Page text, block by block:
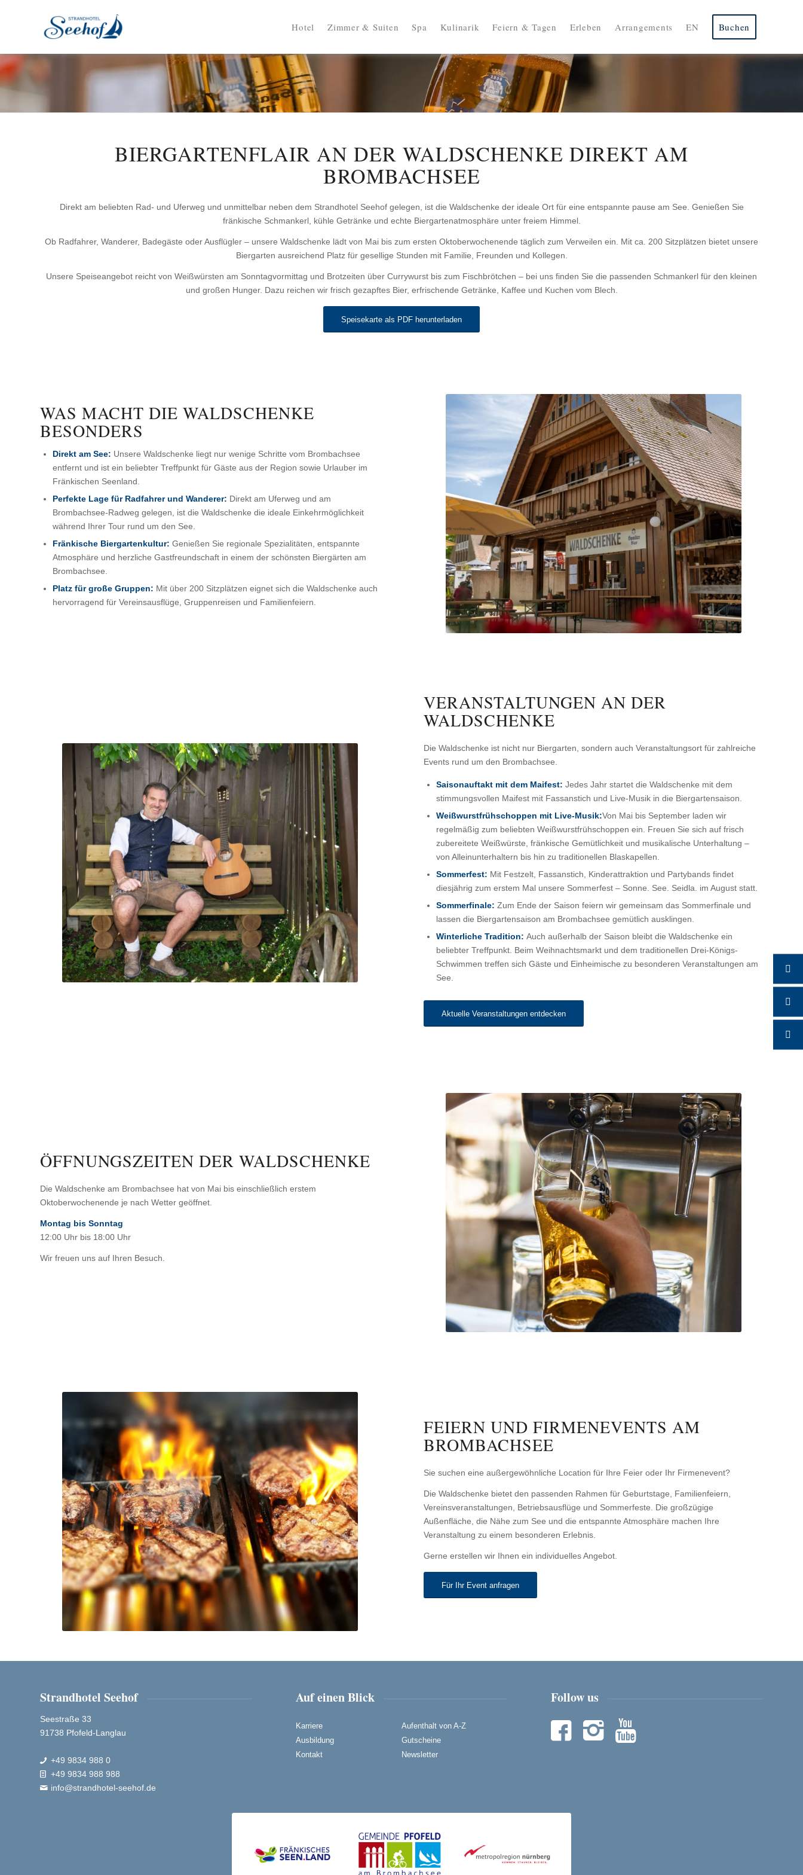
Hotel Zimmer & Suiten Spa Kulinarik Feiern & Tagen Erleben Arrangements EN Buchen
BIERGARTENFLAIR AN DER WALDSCHENKE DIREKT AM
BROMBACHSEE
Direkt am beliebten Rad- und Uferweg und unmittelbar neben dem Strandhotel Seehof gelegen, ist die Waldschenke der ideale Ort für eine entspannte pause am See. Genießen Sie
fränkische Schmankerl, kühle Getränke und echte Biergartenatmosphäre unter freiem Himmel.
Ob Radfahrer, Wanderer, Badegäste oder Ausflügler – unsere Waldschenke lädt von Mai bis zum ersten Oktoberwochenende täglich zum Verweilen ein. Mit ca. 200 Sitzplätzen bietet unsere
Biergarten ausreichend Platz für gesellige Stunden mit Familie, Freunden und Kollegen.
Unsere Speiseangebot reicht von Weißwürsten am Sonntagvormittag und Brotzeiten über Currywurst bis zum Fischbrötchen – bei uns finden Sie die passenden Schmankerl für den kleinen
und großen Hunger. Dazu reichen wir frisch gezapftes Bier, erfrischende Getränke, Kaffee und Kuchen vom Blech.
Speisekarte als PDF herunterladen
WAS MACHT DIE WALDSCHENKE
BESONDERS
Direkt am See: Unsere Waldschenke liegt nur wenige Schritte vom Brombachsee
entfernt und ist ein beliebter Treffpunkt für Gäste aus der Region sowie Urlauber im
Fränkischen Seenland.
Perfekte Lage für Radfahrer und Wanderer: Direkt am Uferweg und am
Brombachsee-Radweg gelegen, ist die Waldschenke die ideale Einkehrmöglichkeit
während Ihrer Tour rund um den See.
Fränkische Biergartenkultur: Genießen Sie regionale Spezialitäten, entspannte
Atmosphäre und herzliche Gastfreundschaft in einem der schönsten Biergärten am
Brombachsee.
Platz für große Gruppen: Mit über 200 Sitzplätzen eignet sich die Waldschenke auch
hervorragend für Vereinsausflüge, Gruppenreisen und Familienfeiern.
VERANSTALTUNGEN AN DER
WALDSCHENKE
Die Waldschenke ist nicht nur Biergarten, sondern auch Veranstaltungsort für zahlreiche
Events rund um den Brombachsee.
Saisonauftakt mit dem Maifest: Jedes Jahr startet die Waldschenke mit dem
stimmungsvollen Maifest mit Fassanstich und Live-Musik in die Biergartensaison.
Weißwurstfrühschoppen mit Live-Musik:Von Mai bis September laden wir
regelmäßig zum beliebten Weißwurstfrühschoppen ein. Freuen Sie sich auf frisch
zubereitete Weißwürste, fränkische Gemütlichkeit und musikalische Unterhaltung –
von Alleinunterhaltern bis hin zu traditionellen Blaskapellen.
Sommerfest: Mit Festzelt, Fassanstich, Kinderattraktion und Partybands findet
diesjährig zum erstem Mal unsere Sommerfest – Sonne. See. Seidla. im August statt.
Sommerfinale: Zum Ende der Saison feiern wir gemeinsam das Sommerfinale und
lassen die Biergartensaison am Brombachsee gemütlich ausklingen.
Winterliche Tradition: Auch außerhalb der Saison bleibt die Waldschenke ein
beliebter Treffpunkt. Beim Weihnachtsmarkt und dem traditionellen Drei-Königs-
Schwimmen treffen sich Gäste und Einheimische zu besonderen Veranstaltungen am
See.
Aktuelle Veranstaltungen entdecken
ÖFFNUNGSZEITEN DER WALDSCHENKE
Die Waldschenke am Brombachsee hat von Mai bis einschließlich erstem
Oktoberwochenende je nach Wetter geöffnet.
Montag bis Sonntag
12:00 Uhr bis 18:00 Uhr
Wir freuen uns auf Ihren Besuch.
FEIERN UND FIRMENEVENTS AM
BROMBACHSEE
Sie suchen eine außergewöhnliche Location für Ihre Feier oder Ihr Firmenevent?
Die Waldschenke bietet den passenden Rahmen für Geburtstage, Familienfeiern,
Vereinsveranstaltungen, Betriebsausflüge und Sommerfeste. Die großzügige
Außenfläche, die Nähe zum See und die entspannte Atmosphäre machen Ihre
Veranstaltung zu einem besonderen Erlebnis.
Gerne erstellen wir Ihnen ein individuelles Angebot.
Für Ihr Event anfragen
Strandhotel Seehof
Seestraße 33
91738 Pfofeld-Langlau
 +49 9834 988 0
 +49 9834 988 988
 info@strandhotel-seehof.de
Auf einen Blick
Karriere
Ausbildung
Kontakt
Aufenthalt von A-Z
Gutscheine
Newsletter
Follow us